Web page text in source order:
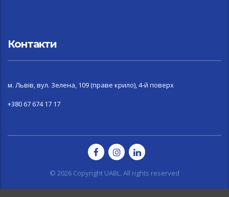
Контакти
м. Львів, вул. Зелена, 109 (праве крило), 4-й поверх
+380 67 674 17 17
© 2026 Copyright UABL. All rights reserved